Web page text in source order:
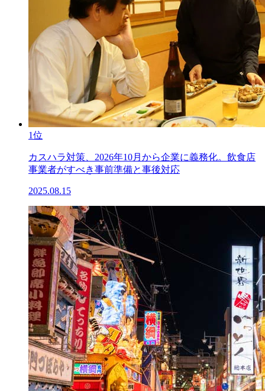
1位
カスハラ対策、2026年10月から企業に義務化。飲食店
事業者がすべき事前準備と事後対応
2025.08.15